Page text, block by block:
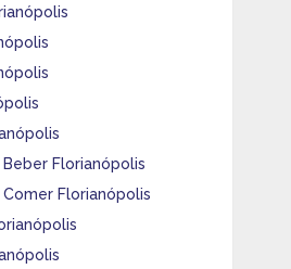
Beber Florianópolis
Comer Florianópolis